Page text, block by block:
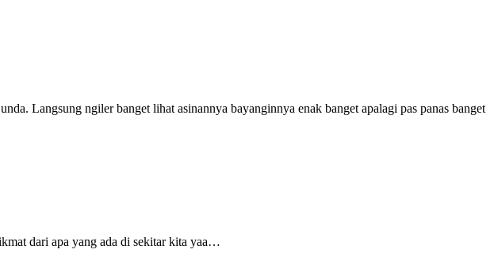
Langsung ngiler banget lihat asinannya bayanginnya enak banget apalagi pas panas banget
dari apa yang ada di sekitar kita yaa…